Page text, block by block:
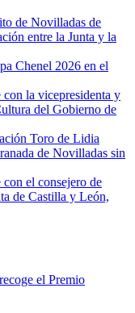
de Novilladas de
entre la Junta y la
Chenel 2026 en el
la vicepresidenta y
del Gobierno de
Toro de Lidia
de Novilladas sin
el consejero de
de Castilla y León,
el Premio